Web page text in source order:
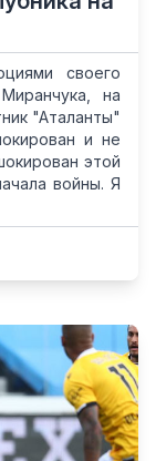
своего
на
"Аталанты"
и не
этой
войны. Я